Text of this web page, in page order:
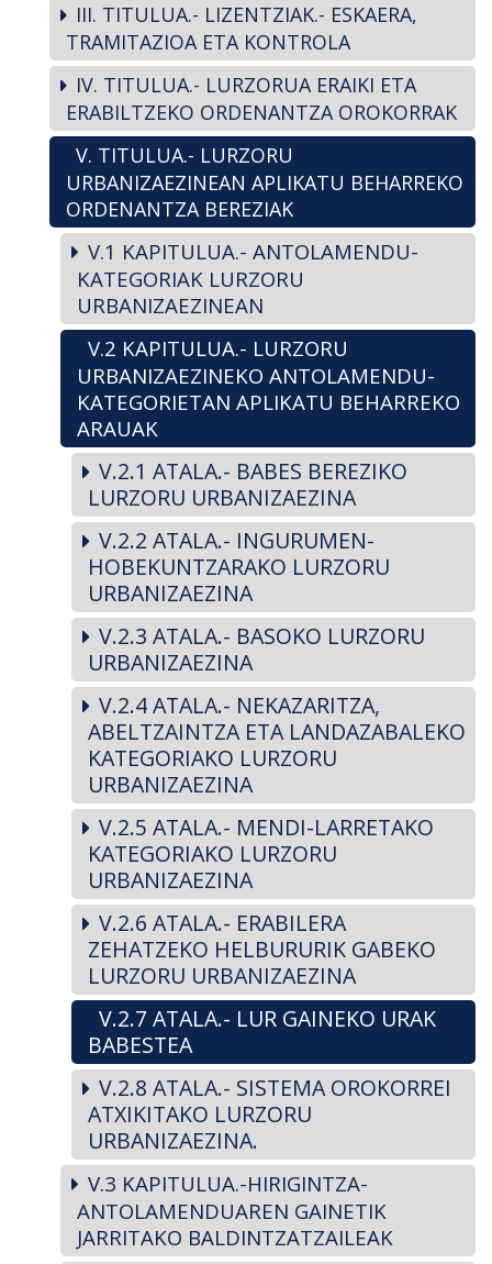
III. TITULUA.- LIZENTZIAK.- ESKAERA,
TRAMITAZIOA ETA KONTROLA
IV. TITULUA.- LURZORUA ERAIKI ETA
ERABILTZEKO ORDENANTZA OROKORRAK
V. TITULUA.- LURZORU
URBANIZAEZINEAN APLIKATU BEHARREKO
ORDENANTZA BEREZIAK
V.1 KAPITULUA.- ANTOLAMENDU-
KATEGORIAK LURZORU
URBANIZAEZINEAN
V.2 KAPITULUA.- LURZORU
URBANIZAEZINEKO ANTOLAMENDU-
KATEGORIETAN APLIKATU BEHARREKO
ARAUAK
V.2.1 ATALA.- BABES BEREZIKO
LURZORU URBANIZAEZINA
V.2.2 ATALA.- INGURUMEN-
HOBEKUNTZARAKO LURZORU
URBANIZAEZINA
V.2.3 ATALA.- BASOKO LURZORU
URBANIZAEZINA
V.2.4 ATALA.- NEKAZARITZA,
ABELTZAINTZA ETA LANDAZABALEKO
KATEGORIAKO LURZORU
URBANIZAEZINA
V.2.5 ATALA.- MENDI-LARRETAKO
KATEGORIAKO LURZORU
URBANIZAEZINA
V.2.6 ATALA.- ERABILERA
ZEHATZEKO HELBURURIK GABEKO
LURZORU URBANIZAEZINA
V.2.7 ATALA.- LUR GAINEKO URAK
BABESTEA
V.2.8 ATALA.- SISTEMA OROKORREI
ATXIKITAKO LURZORU
URBANIZAEZINA.
V.3 KAPITULUA.-HIRIGINTZA-
ANTOLAMENDUAREN GAINETIK
JARRITAKO BALDINTZATZAILEAK